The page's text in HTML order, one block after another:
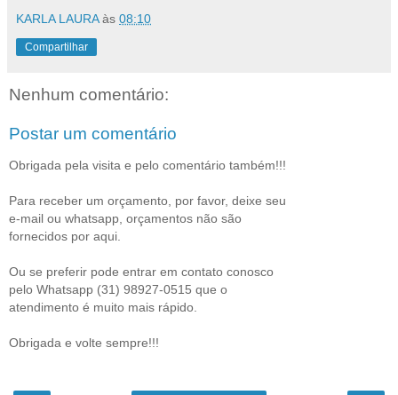
KARLA LAURA às 08:10
Compartilhar
Nenhum comentário:
Postar um comentário
Obrigada pela visita e pelo comentário também!!!
Para receber um orçamento, por favor, deixe seu
e-mail ou whatsapp, orçamentos não são
fornecidos por aqui.
Ou se preferir pode entrar em contato conosco
pelo Whatsapp (31) 98927-0515 que o
atendimento é muito mais rápido.
Obrigada e volte sempre!!!